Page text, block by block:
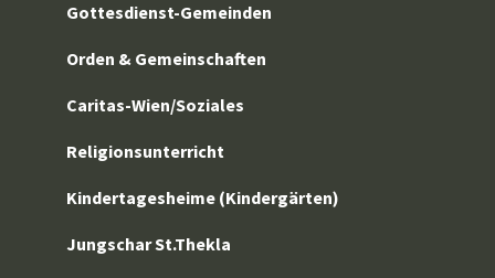
Gottesdienst-Gemeinden
Orden & Gemeinschaften
Caritas-Wien/Soziales
Religionsunterricht
Kindertagesheime (Kindergärten)
Jungschar St.Thekla